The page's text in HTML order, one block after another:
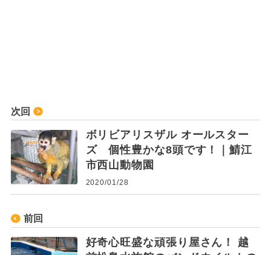
次回
ボリビアリスザル オールスター
ズ 個性豊かな8頭です！｜鯖江
市西山動物園
2020/01/28
前回
好奇心旺盛な頑張り屋さん！ 越